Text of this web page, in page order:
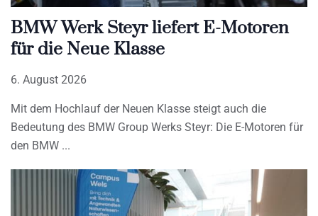
BMW Werk Steyr liefert E-Motoren
für die Neue Klasse
6. August 2026
Mit dem Hochlauf der Neuen Klasse steigt auch die
Bedeutung des BMW Group Werks Steyr: Die E-Motoren für
den BMW